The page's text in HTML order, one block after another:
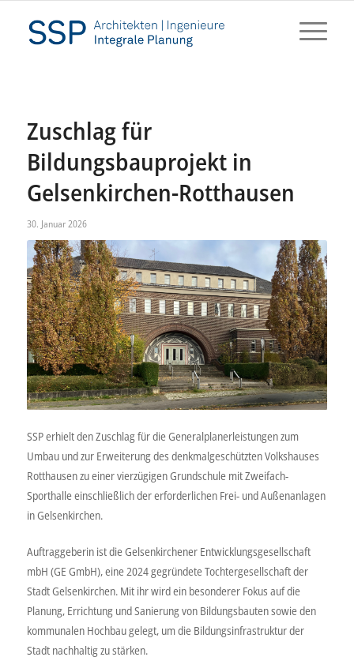
Zuschlag für
Bildungsbauprojekt in
Gelsenkirchen-Rotthausen
30. Januar 2026
SSP erhielt den Zuschlag für die Generalplanerleistungen zum
Umbau und zur Erweiterung des denkmalgeschützten Volkshauses
Rotthausen zu einer vierzügigen Grundschule mit Zweifach-
Sporthalle einschließlich der erforderlichen Frei- und Außenanlagen
in Gelsenkirchen.
Auftraggeberin ist die Gelsenkirchener Entwicklungsgesellschaft
mbH (GE GmbH), eine 2024 gegründete Tochtergesellschaft der
Stadt Gelsenkirchen. Mit ihr wird ein besonderer Fokus auf die
Planung, Errichtung und Sanierung von Bildungsbauten sowie den
kommunalen Hochbau gelegt, um die Bildungsinfrastruktur der
Stadt nachhaltig zu stärken.